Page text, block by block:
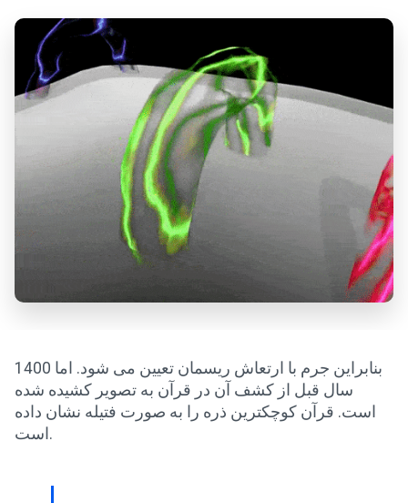
بنابراین جرم با ارتعاش ریسمان تعیین می شود. اما 1400
سال قبل از کشف آن در قرآن به تصویر کشیده شده
است. قرآن کوچکترین ذره را به صورت فتیله نشان داده
است.